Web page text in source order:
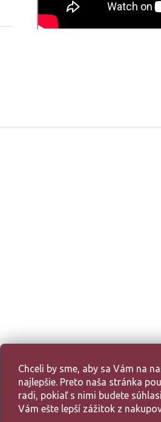
Chceli by sme, aby sa Vám na
najlepšie. Preto naša stránka
radi, pokiaľ s nimi budete
Vám ešte lepší zážitok z